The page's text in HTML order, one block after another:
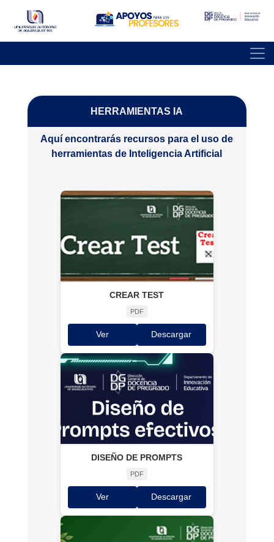
HERRAMIENTAS IA
Aquí encontrarás recursos para el uso de
herramientas de Inteligencia Artificial
CREAR TEST
PDF
Ver Descargar
DISEÑO DE PROMPTS
PDF
Ver Descargar